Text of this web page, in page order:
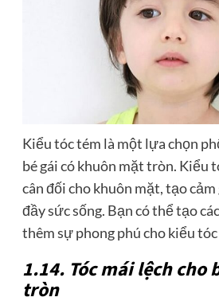
Kiểu tóc tém là một lựa chọn
bé gái có khuôn mặt tròn. Kiểu
cân đối cho khuôn mặt, tạo cảm
đầy sức sống. Bạn có thể tạo
thêm sự phong phú cho kiểu tóc
1.14. Tóc mái lệch cho
tròn